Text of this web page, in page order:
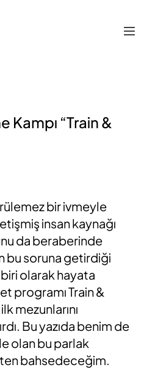
Kampı “Train &
bir ivmeyle
insan kaynağı
da beraberinde
bu soruna getirdiği
olarak hayata
programı Train &
mezunlarını
Bu yazıda benim de
olan bu parlak
bahsedeceğim.